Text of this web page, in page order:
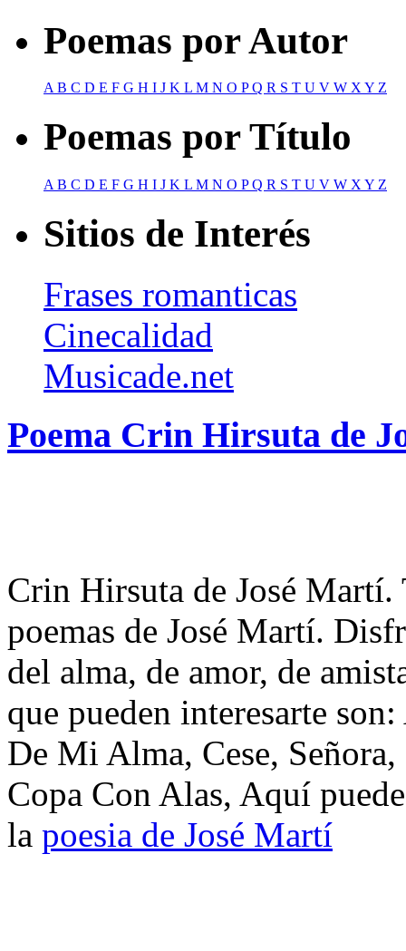
Poemas por Autor
AB C D E F G H I J K L M N O PQ R S T U V W XY Z
Poemas por Título
A B C D E F G H I J K L M N O PQ R S T U V W X Y Z
Sitios de Interés
Frases romanticas
Cinecalidad
Musicade.net
Poema Crin Hirsuta de
Crin Hirsuta de José
poemas de José Martí.
del alma, de amor, de
que pueden interesarte
De Mi Alma, Cese,
Copa Con Alas, Aquí
la poesia de José Martí